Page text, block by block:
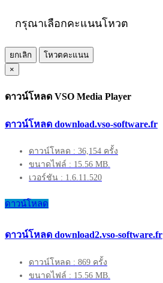
กรุณาเลือกคะแนนโหวต
ยกเลิก
โหวตคะแนน
×
ดาวน์โหลด VSO Media Player
ดาวน์โหลด download.vso-software.fr
ดาวน์โหลด : 36,154 ครั้ง
ขนาดไฟล์ : 15.56 MB.
เวอร์ชัน : 1.6.11.520
ดาวน์โหลด
ดาวน์โหลด download2.vso-software.fr
ดาวน์โหลด : 869 ครั้ง
ขนาดไฟล์ : 15.56 MB.